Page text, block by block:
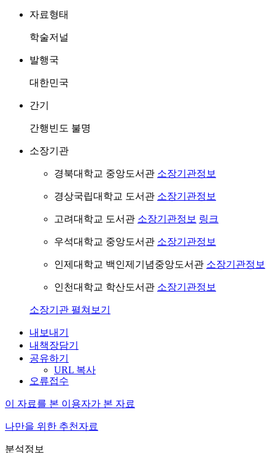
자료형태
학술저널
발행국
대한민국
간기
간행빈도 불명
소장기관
경북대학교 중앙도서관 소장기관정보
경상국립대학교 도서관 소장기관정보
고려대학교 도서관 소장기관정보 링크
우석대학교 중앙도서관 소장기관정보
인제대학교 백인제기념중앙도서관 소장기관정보
인천대학교 학산도서관 소장기관정보
소장기관 펼쳐보기
내보내기
내책장담기
공유하기
URL 복사
오류접수
이 자료를 본 이용자가 본 자료
나만을 위한 추천자료
분석정보